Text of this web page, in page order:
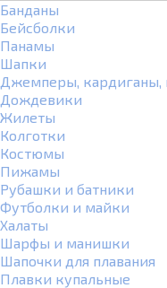
Банданы
Бейсболки
Панамы
Шапки
Джемперы, кардиганы,
Дождевики
Жилеты
Колготки
Костюмы
Пижамы
Рубашки и батники
Футболки и майки
Халаты
Шарфы и манишки
Шапочки для плавания
Плавки купальные